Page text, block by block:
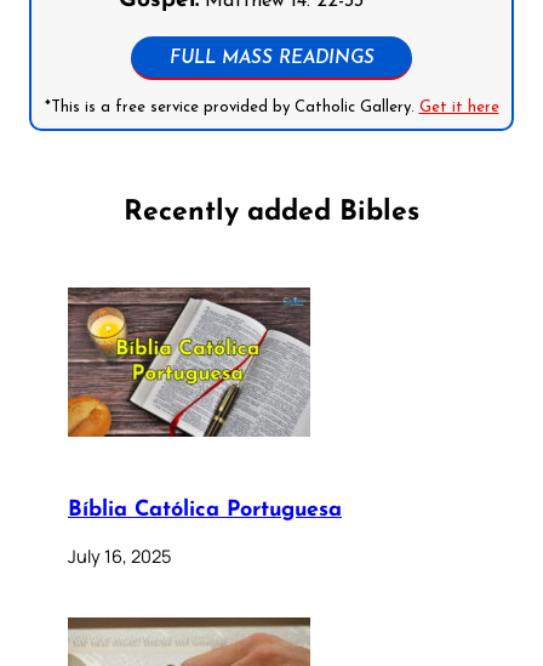
FULL MASS READINGS
*This is a free service provided by Catholic Gallery. Get it here
Recently added Bibles
Bíblia Católica Portuguesa
July 16, 2025